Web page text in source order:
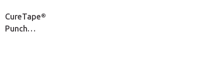
CureTape®
Punch